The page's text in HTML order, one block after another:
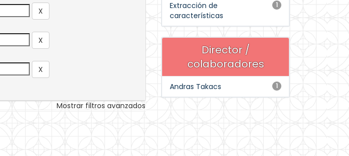
Mostrar filtros avanzados
1
Extracción de
características
Director /
colaboradores
1
Andras Takacs